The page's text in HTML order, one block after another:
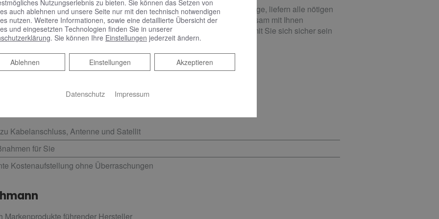
Möglichkeiten, vom Kabelanschluss über Antennen- bis hin zu SAT-Anlage, liefern alle nötigen
helfen Ihnen dabei, Ihren Fernseher und Receiver einzurichten. Gemeinsam mit Ihnen
die neue Anlage und bestimmen so die nötige Dimensionierung – damit Sie sich sicher sein
das kann, was Sie erwarten.
und Planung
Kabelanschluss, Antenne und Satellit
für Sie
Kostenaufstellung ohne Überraschungen
führender Hersteller
Nutzungserlebnis zu bieten. Sie können das Setzen von
auch ablehnen und unsere Seite nur mit den technisch notwendigen
nutzen. Weitere Informationen, sowie eine detaillierte Übersicht der
und eingesetzten Technologien finden Sie in unserer
. Sie können Ihre Einstellungen jederzeit ändern.
Akzeptieren
Einstellungen
Reject
Ablehnen
Datenschutz Impressum